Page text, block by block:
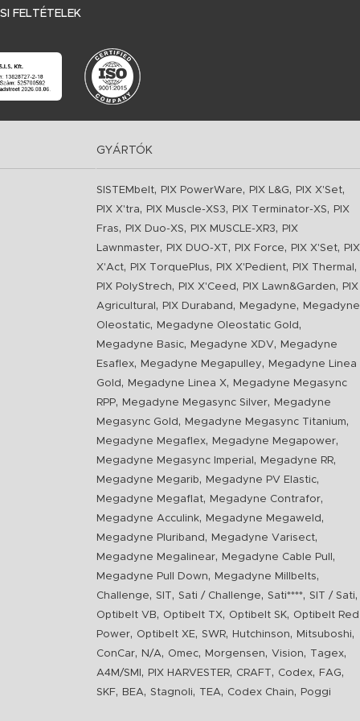
FELTÉTELEK
GYÁRTÓK
SISTEMbelt, PIX PowerWare, PIX L&G, PIX X'Set,
PIX X'tra, PIX Muscle-XS3, PIX Terminator-XS,
PIX
Fras, PIX Duo-XS, PIX MUSCLE-XR3,
PIX
Lawnmaster, PIX DUO-XT , PIX Force, PIX X'Set,
PIX
X'Act, PIX TorquePlus, PIX X'Pedient, PIX Thermal ,
PIX PolyStrech, PIX X'Ceed , PIX Lawn&Garden,
PIX
Agricultural , PIX Duraband , Megadyne,
Megadyne
Oleostatic, Megadyne Oleostatic Gold ,
Megadyne Basic, Megadyne XDV,
Megadyne
Esaflex, Megadyne Megapulley,
Megadyne Linea
Gold , Megadyne Linea X,
Megadyne Megasync
RPP, Megadyne Megasync Silver,
Megadyne
Megasync Gold , Megadyne Megasync Titanium,
Megadyne Megaflex, Megadyne Megapower,
Megadyne Megasync Imperial , Megadyne RR,
Megadyne Megarib, Megadyne PV Elastic,
Megadyne Megaflat, Megadyne Contrafor,
Megadyne Acculink, Megadyne Megaweld ,
Megadyne Pluriband , Megadyne Varisect,
Megadyne Megalinear, Megadyne Cable Pull ,
Megadyne Pull Down, Megadyne Millbelts,
Challenge, SIT , Sati / Challenge, Sati****, SIT / Sati,
Optibelt VB, Optibelt TX, Optibelt SK, Optibelt Red
Power, Optibelt XE, SWR, Hutchinson, Mitsuboshi,
ConCar, N/A, Omec, Morgensen, Vision, Tagex,
A4M/SMI , PIX HARVESTER, CRAFT , Codex, FAG,
SKF, BEA, Stagnoli, TEA, Codex Chain, Poggi